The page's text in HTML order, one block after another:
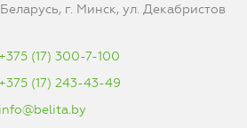
г. Минск, ул. Декабристов
+375 (17) 300-7-100
+375 (17) 243-43-49
info@belita.by